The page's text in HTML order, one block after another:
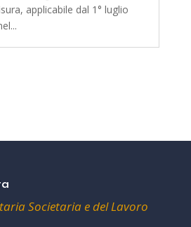
applicabile dal 1° luglio
Societaria e del Lavoro